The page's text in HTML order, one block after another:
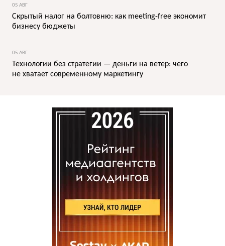
05 АВГ
Скрытый налог на болтовню: как meeting-free экономит
бизнесу бюджеты
05 АВГ
Технологии без стратегии — деньги на ветер: чего
не хватает современному маркетингу